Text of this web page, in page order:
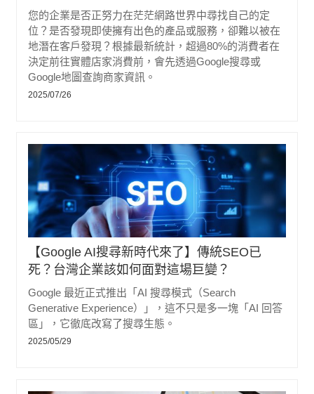
您的企業是否正努力在茫茫網路世界中尋找自己的定
位？是否發現即使擁有出色的產品或服務，卻難以被在
地潛在客戶發現？根據最新統計，超過80%的消費者在
決定前往實體店家消費前，會先透過Google搜尋或
Google地圖查詢商家資訊。
2025/07/26
【Google AI搜尋新時代來了】傳統SEO已
死？台灣企業該如何面對這場巨變？
Google 最近正式推出「AI 搜尋模式（Search
Generative Experience）」，這不只是多一塊「AI 回答
區」，它徹底改寫了搜尋生態。
2025/05/29